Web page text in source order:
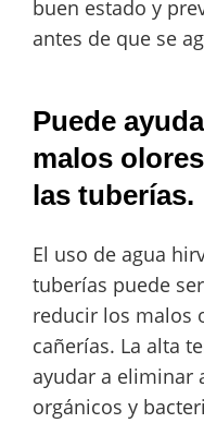
buen estado y
antes de que se
Puede
malos
las tuberías.
El uso de agua
tuberías puede
reducir los malos
cañerías. La alta
ayudar a eliminar
orgánicos y